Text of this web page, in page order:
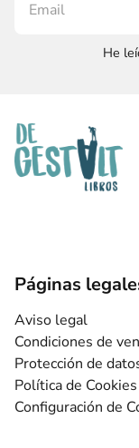
He
Páginas
Aviso legal
Condiciones de
Protección de
Política de Cookies
Configuración de